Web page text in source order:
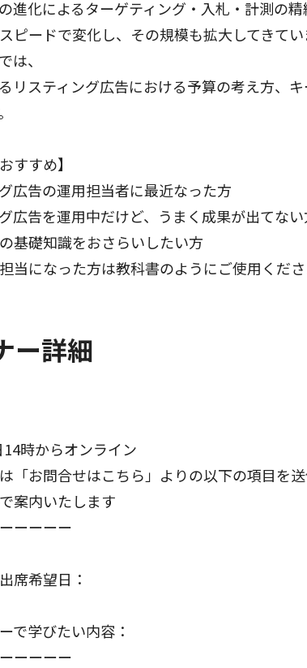
進化によるターゲティング・入札・計測の
ピードで変化し、その規模も拡大してきてい
は、
リスティング広告における予算の考え方、
すすめ】
広告の運用担当者に最近なった方
広告を運用中だけど、うまく成果が出てない
基礎知識をおさらいしたい方
当になった方は教科書のようにご使用くださ
ー詳細
時からオンライン
「お問合せはこちら」よりの以下の項目を送
案内いたします
ーーーー
席希望日：
で学びたい内容：
ーーーー